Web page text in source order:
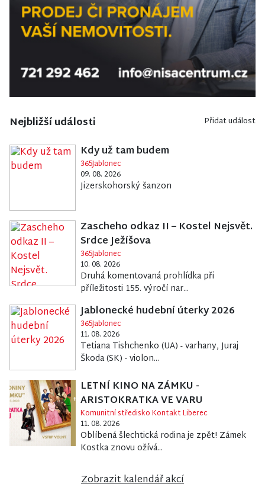
Nejbližší události Přidat událost
Kdy už tam budem
365Jablonec
09. 08. 2026
Jizerskohorský šanzon
Zascheho odkaz II – Kostel Nejsvět.
Srdce Ježíšova
365Jablonec
10. 08. 2026
Druhá komentovaná prohlídka při
příležitosti 155. výročí nar...
Jablonecké hudební úterky 2026
365Jablonec
11. 08. 2026
Tetiana Tishchenko (UA) - varhany, Juraj
Škoda (SK) - violon...
LETNÍ KINO NA ZÁMKU -
ARISTOKRATKA VE VARU
Komunitní středisko Kontakt Liberec
11. 08. 2026
Oblíbená šlechtická rodina je zpět! Zámek
Kostka znovu ožívá...
Zobrazit kalendář akcí